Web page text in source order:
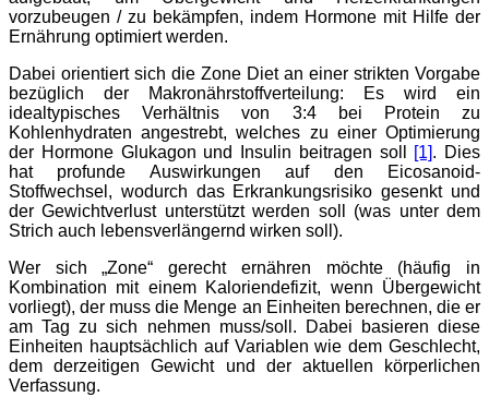
vorzubeugen / zu bekämpfen, indem Hormone mit Hilfe der
Ernährung optimiert werden.
Dabei orientiert sich die Zone Diet an einer strikten Vorgabe
bezüglich der Makronährstoffverteilung: Es wird ein
idealtypisches Verhältnis von 3:4 bei Protein zu
Kohlenhydraten angestrebt, welches zu einer Optimierung
der Hormone Glukagon und Insulin beitragen soll
[1]. Dies
hat profunde Auswirkungen auf den Eicosanoid-
Stoffwechsel, wodurch das Erkrankungsrisiko gesenkt und
der Gewichtverlust unterstützt werden soll (was unter dem
Strich auch lebensverlängernd wirken soll).
Wer sich „Zone“ gerecht ernähren möchte (häufig in
Kombination mit einem Kaloriendefizit, wenn Übergewicht
vorliegt), der muss die Menge an Einheiten berechnen, die er
am Tag zu sich nehmen muss/soll. Dabei basieren diese
Einheiten hauptsächlich auf Variablen wie dem Geschlecht,
dem derzeitigen Gewicht und der aktuellen körperlichen
Verfassung.